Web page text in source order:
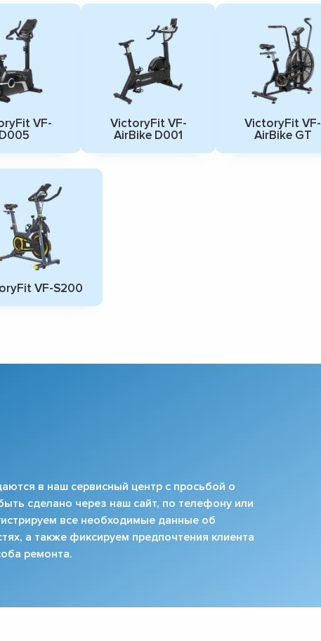
VF-
D005
VictoryFit VF-
AirBike D001
VictoryFit VF-
AirBike GT
VF-S200
в наш сервисный центр с просьбой о
сделано через наш сайт, по телефону или
все необходимые данные об
а также фиксируем предпочтения клиента
ремонта.